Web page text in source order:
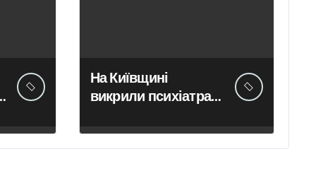
На Київщині
викрили психіатра
$2000 за
фіктивний діагноз